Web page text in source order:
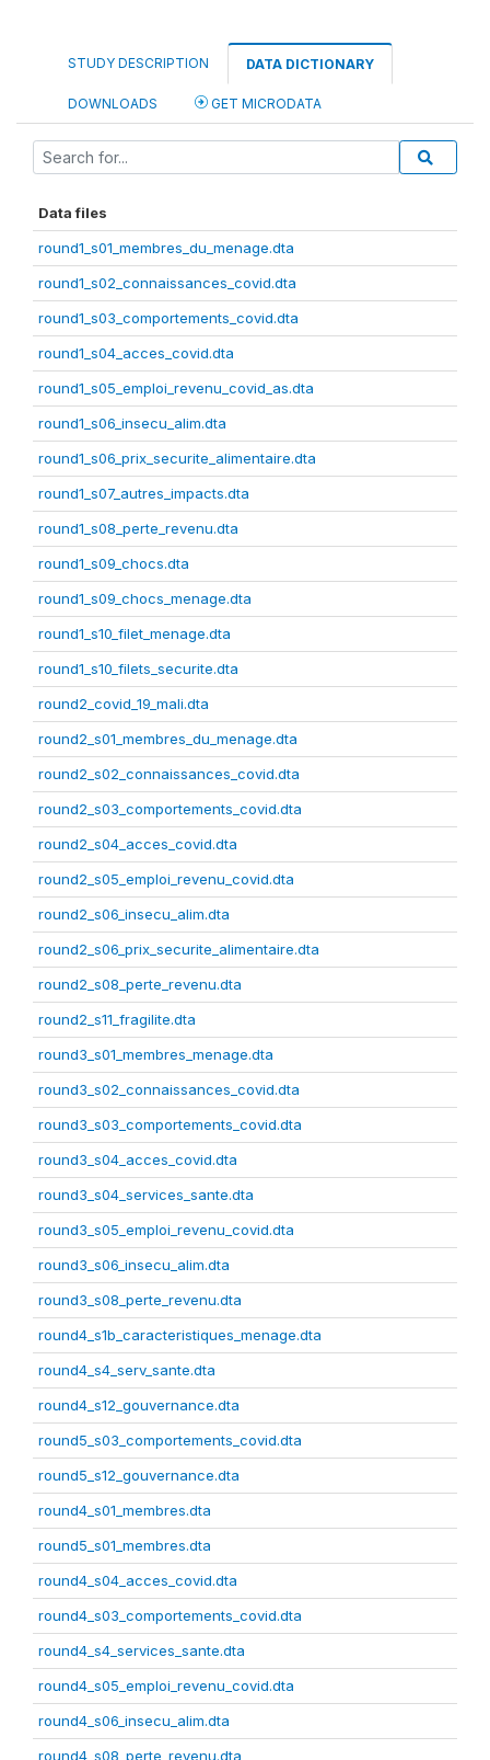
STUDY DESCRIPTION DATA DICTIONARY
DOWNLOADS GET MICRODATA
Data files
round1_s01_membres_du_menage.dta
round1_s02_connaissances_covid.dta
round1_s03_comportements_covid.dta
round1_s04_acces_covid.dta
round1_s05_emploi_revenu_covid_as.dta
round1_s06_insecu_alim.dta
round1_s06_prix_securite_alimentaire.dta
round1_s07_autres_impacts.dta
round1_s08_perte_revenu.dta
round1_s09_chocs.dta
round1_s09_chocs_menage.dta
round1_s10_filet_menage.dta
round1_s10_filets_securite.dta
round2_covid_19_mali.dta
round2_s01_membres_du_menage.dta
round2_s02_connaissances_covid.dta
round2_s03_comportements_covid.dta
round2_s04_acces_covid.dta
round2_s05_emploi_revenu_covid.dta
round2_s06_insecu_alim.dta
round2_s06_prix_securite_alimentaire.dta
round2_s08_perte_revenu.dta
round2_s11_fragilite.dta
round3_s01_membres_menage.dta
round3_s02_connaissances_covid.dta
round3_s03_comportements_covid.dta
round3_s04_acces_covid.dta
round3_s04_services_sante.dta
round3_s05_emploi_revenu_covid.dta
round3_s06_insecu_alim.dta
round3_s08_perte_revenu.dta
round4_s1b_caracteristiques_menage.dta
round4_s4_serv_sante.dta
round4_s12_gouvernance.dta
round5_s03_comportements_covid.dta
round5_s12_gouvernance.dta
round4_s01_membres.dta
round5_s01_membres.dta
round4_s04_acces_covid.dta
round4_s03_comportements_covid.dta
round4_s4_services_sante.dta
round4_s05_emploi_revenu_covid.dta
round4_s06_insecu_alim.dta
round4_s08_perte_revenu.dta